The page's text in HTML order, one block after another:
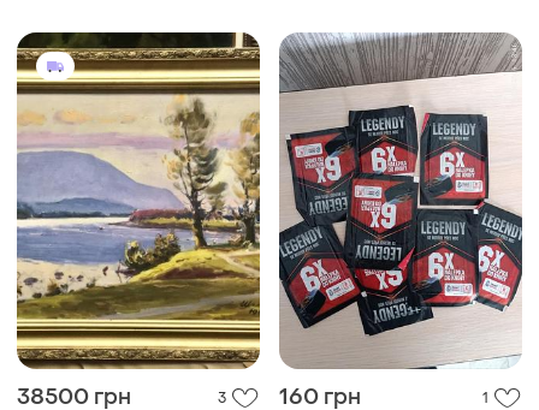
38500 грн 3
З.шолтес. "край Вид с
Рекой" 1980 г. закарпатская
школа живописи
160 грн 1
Набор наклеек для
коллекционирования,
чешский хоккей